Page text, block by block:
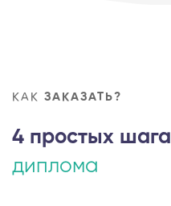
КАК ЗАКАЗАТЬ?
4 простых шага
диплома